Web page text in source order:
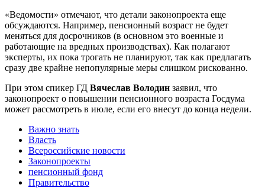
«Ведомости» отмечают, что детали законопроекта еще
обсуждаются. Например, пенсионный возраст не будет
меняться для досрочников (в основном это военные и
работающие на вредных производствах). Как полагают
эксперты, их пока трогать не планируют, так как предлагать
сразу две крайне непопулярные меры слишком рискованно.
При этом спикер ГД Вячеслав Володин заявил, что
законопроект о повышении пенсионного возраста Госдума
может рассмотреть в июле, если его внесут до конца недели.
Важно знать
Власть
Всероссийские новости
Законопроекты
пенсионный фонд
Правительство